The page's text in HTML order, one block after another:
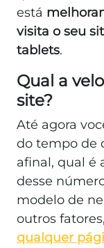
está
visita o seu
tablets.
Qual a
site?
Até agora
do tempo de
afinal, qual é
desse
modelo de
outros
qualquer